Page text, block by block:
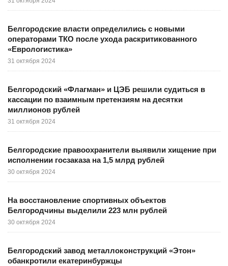
Белгородские власти определились с новыми
операторами ТКО после ухода раскритикованного
«Еврологистика»
31 октября 2024
Белгородский «Флагман» и ЦЭБ решили судиться в
кассации по взаимным претензиям на десятки
миллионов рублей
31 октября 2024
Белгородские правоохранители выявили хищение при
исполнении госзаказа на 1,5 млрд рублей
30 октября 2024
На восстановление спортивных объектов
Белгородчины выделили 223 млн рублей
30 октября 2024
Белгородский завод металлоконструкций «Этон»
обанкротили екатеринбуржцы